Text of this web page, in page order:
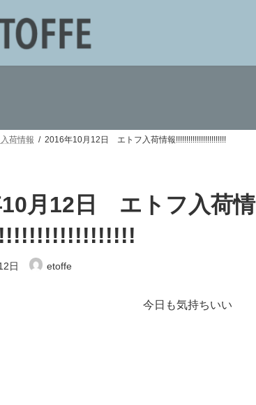
入荷情報 2016年10月12日 エトフ入荷情報!!!!!!!!!!!!!!!!!!!!!!!!
10月12日 エトフ入荷情
日 etoffe
今日も気持ちいい